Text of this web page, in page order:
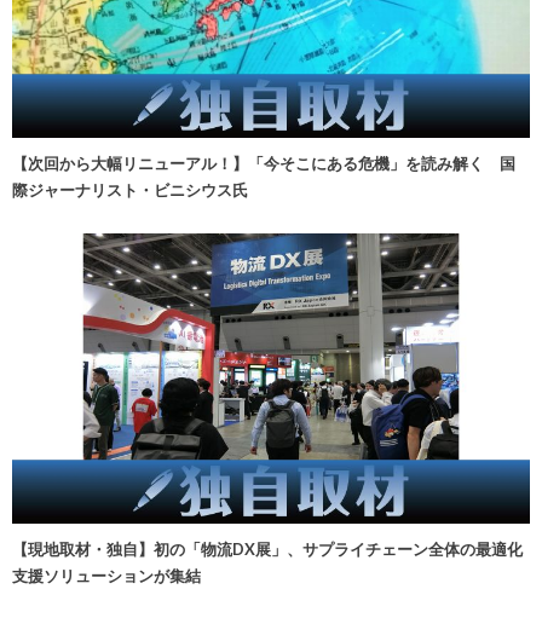
【次回から大幅リニューアル！】「今そこにある危機」を読み解く 国
際ジャーナリスト・ビニシウス氏
【現地取材・独自】初の「物流DX展」、サプライチェーン全体の最適化
支援ソリューションが集結